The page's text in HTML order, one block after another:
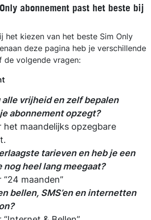
abonnement past het beste bij
het kiezen van het beste Sim Only
deze pagina heb je verschillende
de volgende vragen:
alle vrijheid en zelf bepalen
abonnement opzegt?
het maandelijks opzegbare
tarieven en heb je een
nog heel lang meegaat?
“24 maanden”
bellen, SMS’en en internetten